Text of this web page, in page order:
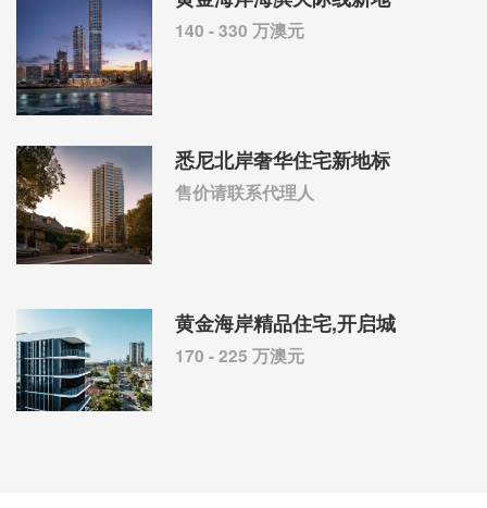
140 - 330 万澳元
悉尼北岸奢华住宅新地标
售价请联系代理人
黄金海岸精品住宅,开启城
170 - 225 万澳元